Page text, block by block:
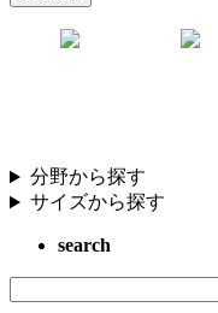
分野から探す
サイズから探す
search